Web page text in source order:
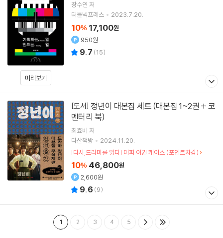
미리보기
장수연 저
터틀넥프레스
2023.7.20.
10% 17,100원
950원
9.7 (15)
[도서]
멘터리 북)
최효비 저
다산책방
2024.11.20.
[다시,드라마를 읽다] 미피 여권 케이스 (포인트차감)
10% 46,800원
2,600원
9.6 (9)
1 2 3 4 5